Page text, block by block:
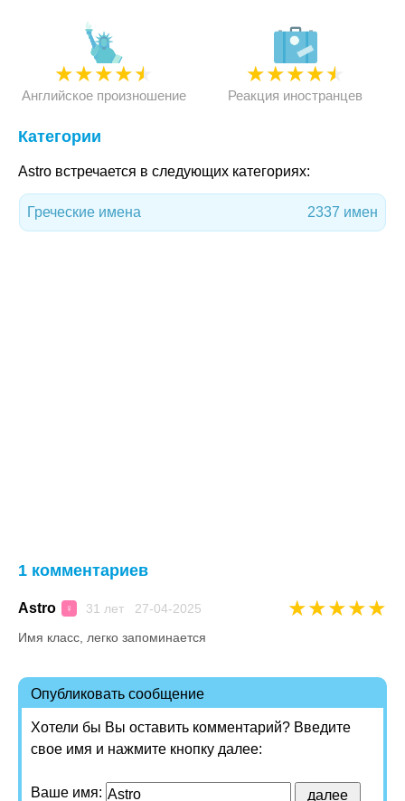
★★★★★
Английское произношение
★★★★★
Реакция иностранцев
Категории
Astro встречается в следующих категориях:
Греческие имена 2337 имен
1 комментариев
Astro ♀ 31 лет 27-04-2025 ★★★★★
Имя класс, легко запоминается
Опубликовать сообщение
Хотели бы Вы оставить комментарий? Введите
свое имя и нажмите кнопку далее:
Ваше имя: